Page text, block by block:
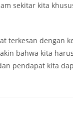
sekitar kita
terkesan dengan
bahwa kita
pendapat kita